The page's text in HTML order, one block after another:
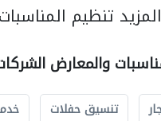
تنظيم
والمعارض
تنسيق حفلات